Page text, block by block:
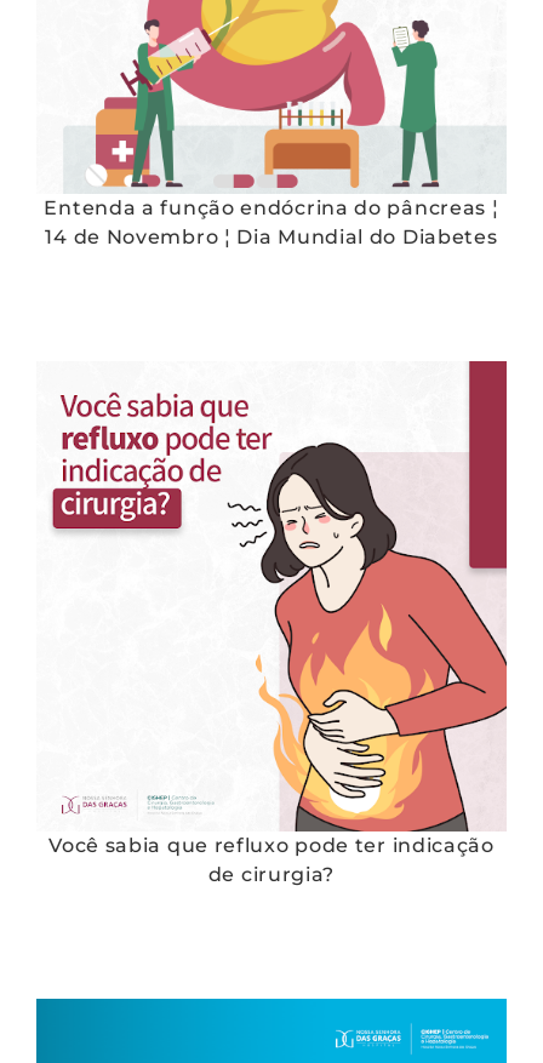
Entenda a função endócrina do pâncreas ¦
14 de Novembro ¦ Dia Mundial do Diabetes
Você sabia que refluxo pode ter indicação
de cirurgia?